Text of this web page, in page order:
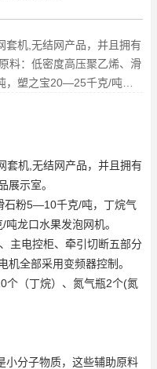
套机,无结网产品，并且拥有
料：低密度高压聚乙烯、滑
塑之宝20—25千克/吨。
套机,无结网产品，并且拥有
展示室。
石粉5—10千克/吨，丁烷气
/吨龙口水果发泡网机。
主电控柜、牵引切断五部分
机全部采用变频器控制。
个（丁烷）、氮气瓶2个(氮
小分子物质，这些辅助原料